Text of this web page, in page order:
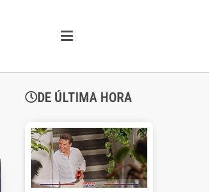
DE ÚLTIMA HORA